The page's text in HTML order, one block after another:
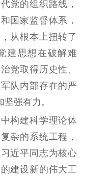
党的组织路线，
国家监督体系，
从根本上扭转了
建思想在破解难
党取得历史性、
队内部存在的严
强有力。
构建科学理论体
杂的系统工程，
近平同志为核心
建设新的伟大工